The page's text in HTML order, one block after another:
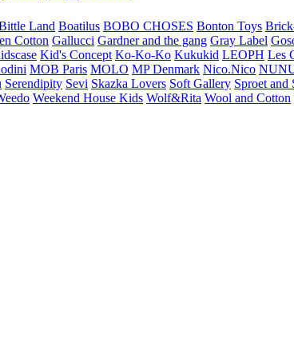
Land Boatilus BOBO CHOSES Bonton Toys
Cotton Gallucci Gardner and the gang Gray Label
Kid's Concept Ko-Ko-Ko Kukukid LEOPH Les
MOB Paris MOLO MP Denmark Nico.Nico
Serendipity Sevi Skazka Lovers Soft Gallery Sproet and
Weekend House Kids Wolf&Rita Wool and Cotton